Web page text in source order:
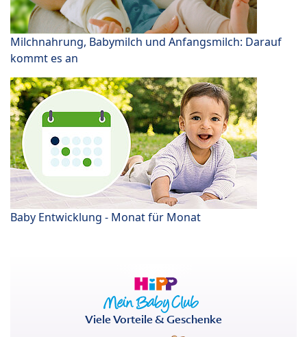
Milchnahrung, Babymilch und Anfangsmilch: Darauf
kommt es an
Baby Entwicklung - Monat für Monat
Viele Vorteile & Geschenke